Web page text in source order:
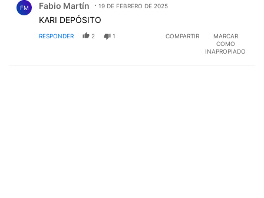
FM Fabio Martín 19 DE FEBRERO DE 2025
KARI DEPÓSITO
RESPONDER 2 1 COMPARTIR
MARCAR
COMO
INAPROPIADO